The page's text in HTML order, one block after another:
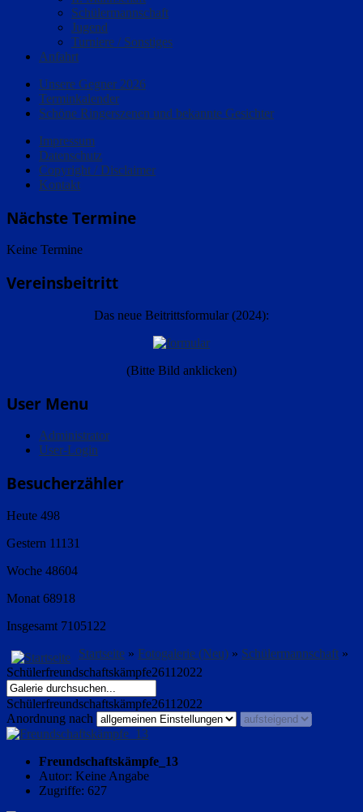
Schülermannschaft
Jugend
Turniere / Sonstiges
Anfahrt
Unsere Gegner 2026
Terminkalender
Schöne Ringerszenen und bekannte Gesichter
Impressum
Datenschutz
Copyright / Disclaimer
Kontakt
Nächste Termine
Keine Termine
Vereinsbeitritt
Das neue Beitrittsformular (2024):
(Bitte Bild anklicken)
User Menu
Administrator
User-Login
Besucherzähler
Heute 498
Gestern 11131
Woche 48604
Monat 68918
Insgesamt 7105122
Startseite » Fotogalerie (Neu) » Schülermannschaft »
Schülerfreundschaftskämpfe26112022
Schülerfreundschaftskämpfe26112022
Anordnung nach
Freundschaftskämpfe_13
Autor: Keine Angabe
Zugriffe: 627